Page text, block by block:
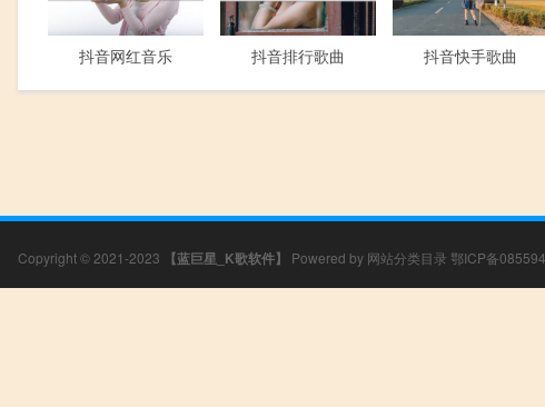
抖音网红音乐 抖音排行歌曲 抖音快手歌曲
Copyright © 2021-2023 【蓝巨星_K歌软件】 Powered by 网站分类目录 鄂ICP备